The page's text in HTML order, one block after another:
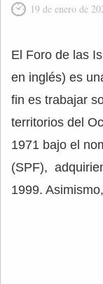
19 de enero de
El Foro de las
en inglés) es
fin es trabajar
territorios del
1971 bajo el
(SPF),
1999.